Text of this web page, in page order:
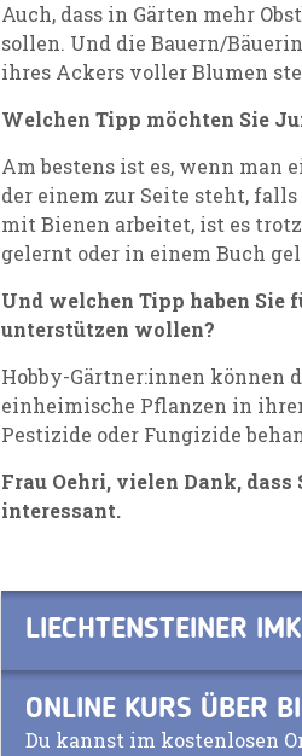
Auch, dass in Gärten mehr
sollen. Und die Bauern/
ihres Ackers voller Blumen
Welchen Tipp möchten Sie
Am bestens ist es, wenn man
der einem zur Seite steht,
mit Bienen arbeitet, ist es
gelernt oder in einem Buch
Und welchen Tipp haben Sie
unterstützen wollen?
Hobby-Gärtner:innen können
einheimische Pflanzen in
Pestizide oder Fungizide
Frau Oehri, vielen Dank, dass
interessant.
LIECHTENSTEINER
ONLINE KURS ÜBER
Du kannst im kostenlosen